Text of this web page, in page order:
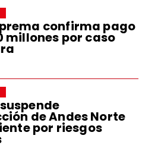
confirma pago
millones por caso
de Andes Norte
por riesgos